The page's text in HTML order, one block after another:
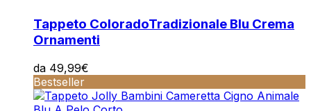
Tappeto ColoradoTradizionale Blu Crema
Ornamenti
da 49,99€
Bestseller